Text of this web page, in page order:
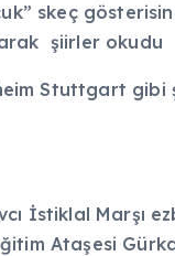
skeç
şiirler okudu
Stuttgart gibi
İstiklal Marşı
Ataşesi